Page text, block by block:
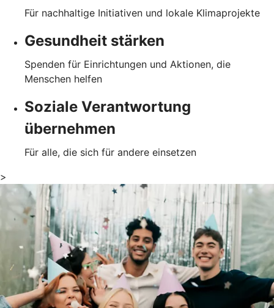
Für nachhaltige Initiativen und lokale Klimaprojekte
Gesundheit stärken
Spenden für Einrichtungen und Aktionen, die
Menschen helfen
Soziale Verantwortung
übernehmen
Für alle, die sich für andere einsetzen
>